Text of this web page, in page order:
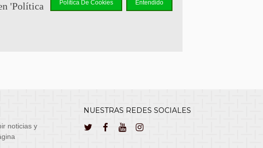
atencionalcliente@cuernavilla.com
noticias y
NUESTRAS REDES SOCIALES
'Política
Política De Cookies Entendido